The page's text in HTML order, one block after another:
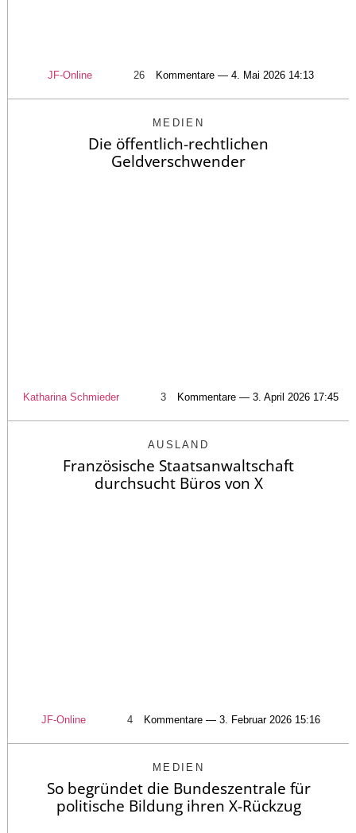
JF-Online 26 Kommentare — 4. Mai 2026 14:13
MEDIEN
Die öffentlich-rechtlichen
Geldverschwender
Katharina Schmieder 3 Kommentare — 3. April 2026 17:45
AUSLAND
Französische Staatsanwaltschaft
durchsucht Büros von X
JF-Online 4 Kommentare — 3. Februar 2026 15:16
MEDIEN
So begründet die Bundeszentrale für
politische Bildung ihren X-Rückzug